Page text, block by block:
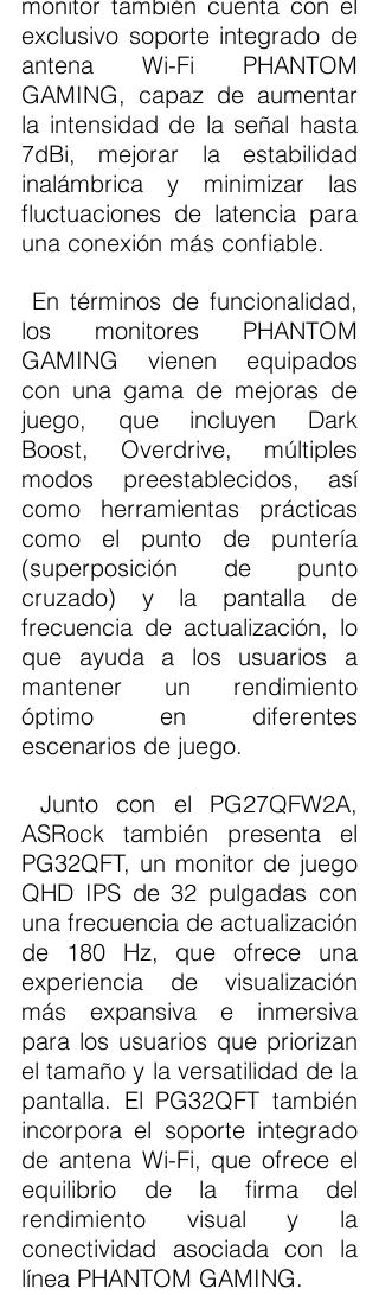
exclusivo soporte integrado de
antena Wi-Fi PHANTOM
GAMING, capaz de aumentar
la intensidad de la señal hasta
7dBi, mejorar la estabilidad
inalámbrica y minimizar las
fluctuaciones de latencia para
una conexión más confiable.
los monitores PHANTOM
GAMING vienen equipados
con una gama de mejoras de
juego, que incluyen Dark
Boost, Overdrive, múltiples
modos preestablecidos, así
como herramientas prácticas
como el punto de puntería
(superposición de punto
cruzado) y la pantalla de
frecuencia de actualización, lo
que ayuda a los usuarios a
mantener un rendimiento
óptimo en diferentes
escenarios de juego.
ASRock también presenta el
PG32QFT, un monitor de juego
QHD IPS de 32 pulgadas con
una frecuencia de actualización
de 180 Hz, que ofrece una
experiencia de visualización
más expansiva e inmersiva
para los usuarios que priorizan
el tamaño y la versatilidad de la
pantalla. El PG32QFT también
incorpora el soporte integrado
de antena Wi-Fi, que ofrece el
equilibrio de la firma del
rendimiento visual y la
conectividad asociada con la
línea PHANTOM GAMING.